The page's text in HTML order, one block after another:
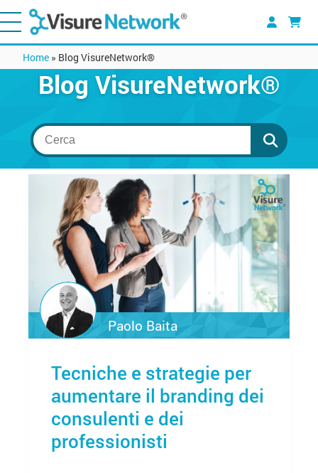
Home » Blog VisureNetwork®
Blog VisureNetwork®
Tecniche e strategie per
aumentare il branding dei
consulenti e dei
professionisti
Paolo Baita